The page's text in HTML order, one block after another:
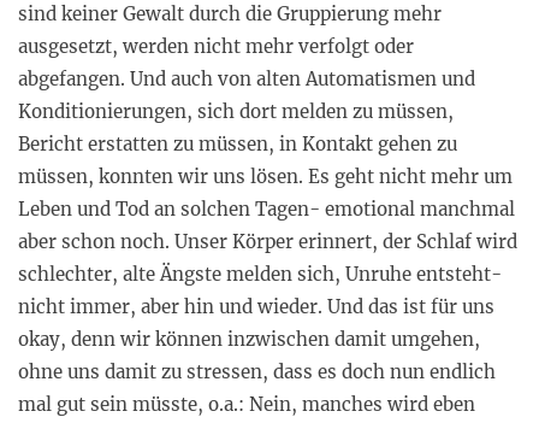
sind keiner Gewalt durch die Gruppierung mehr
ausgesetzt, werden nicht mehr verfolgt oder
abgefangen. Und auch von alten Automatismen und
Konditionierungen, sich dort melden zu müssen,
Bericht erstatten zu müssen, in Kontakt gehen zu
müssen, konnten wir uns lösen. Es geht nicht mehr um
Leben und Tod an solchen Tagen- emotional manchmal
aber schon noch. Unser Körper erinnert, der Schlaf wird
schlechter, alte Ängste melden sich, Unruhe entsteht-
nicht immer, aber hin und wieder. Und das ist für uns
okay, denn wir können inzwischen damit umgehen,
ohne uns damit zu stressen, dass es doch nun endlich
mal gut sein müsste, o.a.: Nein, manches wird eben